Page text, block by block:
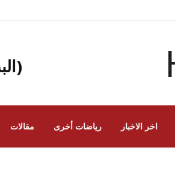
اخر الاخبار رياضات أخرى مقالات